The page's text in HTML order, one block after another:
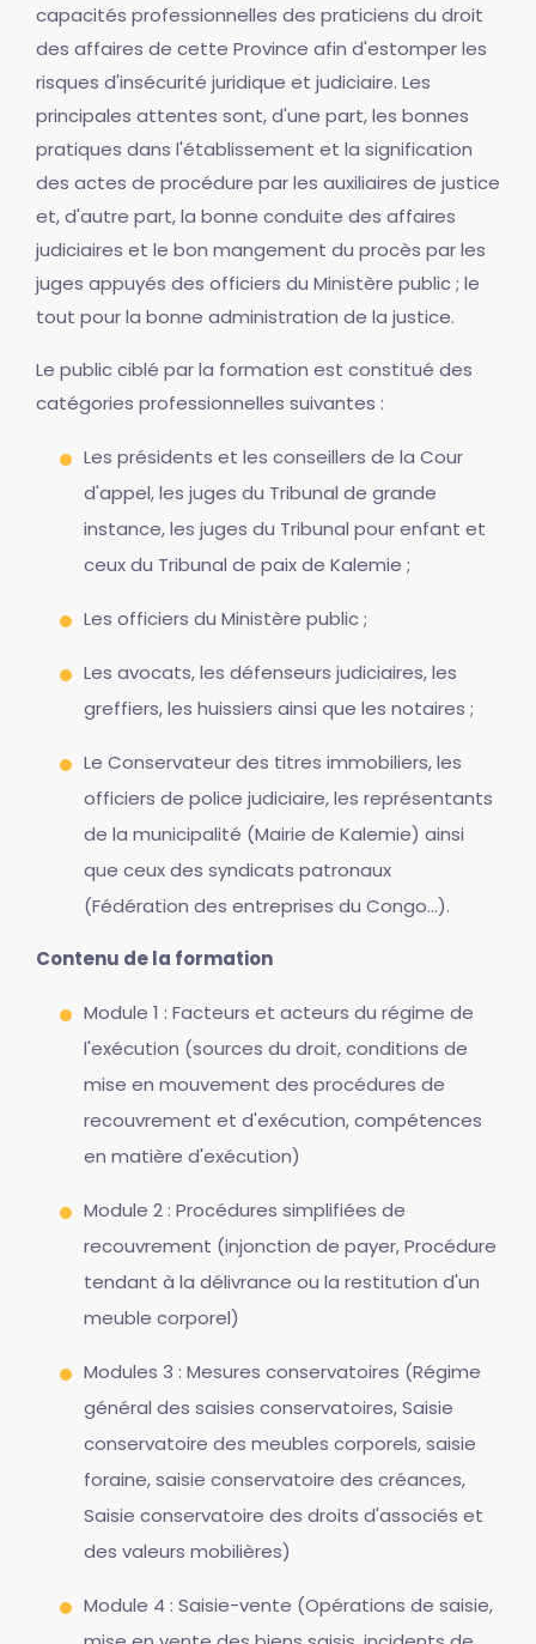
capacités professionnelles des praticiens du droit
des affaires de cette Province afin d'estomper les
risques d'insécurité juridique et judiciaire. Les
principales attentes sont, d'une part, les bonnes
pratiques dans l'établissement et la signification
des actes de procédure par les auxiliaires de justice
et, d'autre part, la bonne conduite des affaires
judiciaires et le bon mangement du procès par les
juges appuyés des officiers du Ministère public ; le
tout pour la bonne administration de la justice.
Le public ciblé par la formation est constitué des
catégories professionnelles suivantes :
Les présidents et les conseillers de la Cour
d'appel, les juges du Tribunal de grande
instance, les juges du Tribunal pour enfant et
ceux du Tribunal de paix de Kalemie ;
Les officiers du Ministère public ;
Les avocats, les défenseurs judiciaires, les
greffiers, les huissiers ainsi que les notaires ;
Le Conservateur des titres immobiliers, les
officiers de police judiciaire, les représentants
de la municipalité (Mairie de Kalemie) ainsi
que ceux des syndicats patronaux
(Fédération des entreprises du Congo...).
Contenu de la formation
Module 1 : Facteurs et acteurs du régime de
l'exécution (sources du droit, conditions de
mise en mouvement des procédures de
recouvrement et d'exécution, compétences
en matière d'exécution)
Module 2 : Procédures simplifiées de
recouvrement (injonction de payer, Procédure
tendant à la délivrance ou la restitution d'un
meuble corporel)
Modules 3 : Mesures conservatoires (Régime
général des saisies conservatoires, Saisie
conservatoire des meubles corporels, saisie
foraine, saisie conservatoire des créances,
Saisie conservatoire des droits d'associés et
des valeurs mobilières)
Module 4 : Saisie-vente (Opérations de saisie,